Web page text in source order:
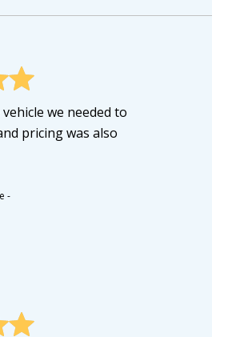
we needed to
pricing was also
-